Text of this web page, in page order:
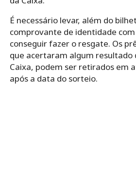
É necessário levar, além do
comprovante de identidade com
conseguir fazer o resgate. Os
que acertaram algum resultado
Caixa, podem ser retirados em
após a data do sorteio.